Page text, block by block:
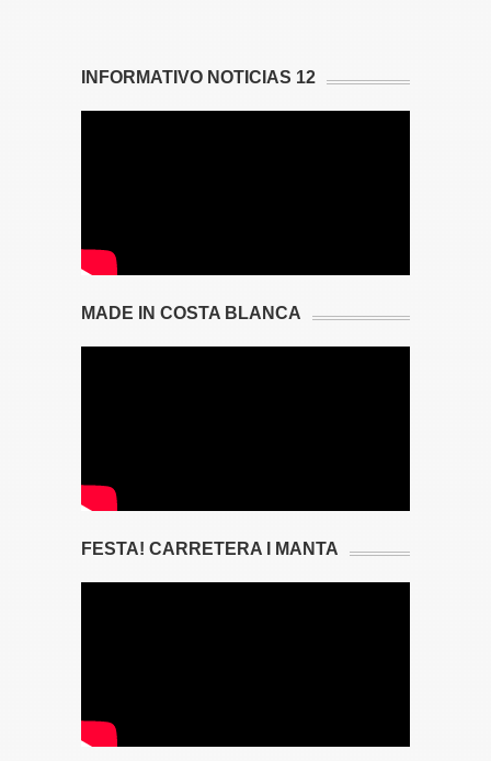
INFORMATIVO NOTICIAS 12
MADE IN COSTA BLANCA
FESTA! CARRETERA I MANTA